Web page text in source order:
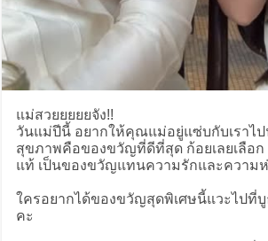
แม่สวยยยยยจัง!!
วันแม่ปีนี้ อยากให้คุณแม่อยู่แซ่บกับเราไป
สุขภาพคือของขวัญที่ดีที่สุด ก้อยเลยเลือ
แท้ เป็นของขวัญแทนความรักและความห่
ใครอยากได้ของขวัญสุดพิเศษนี้แวะไปที่บู
คะ